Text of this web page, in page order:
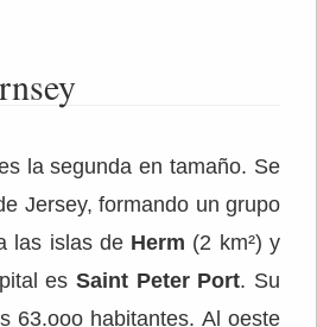
la segunda en tamaño. Se
Jersey, formando un grupo
las islas de Herm (2 km²) y
es Saint Peter Port. Su
63.ooo habitantes. Al oeste